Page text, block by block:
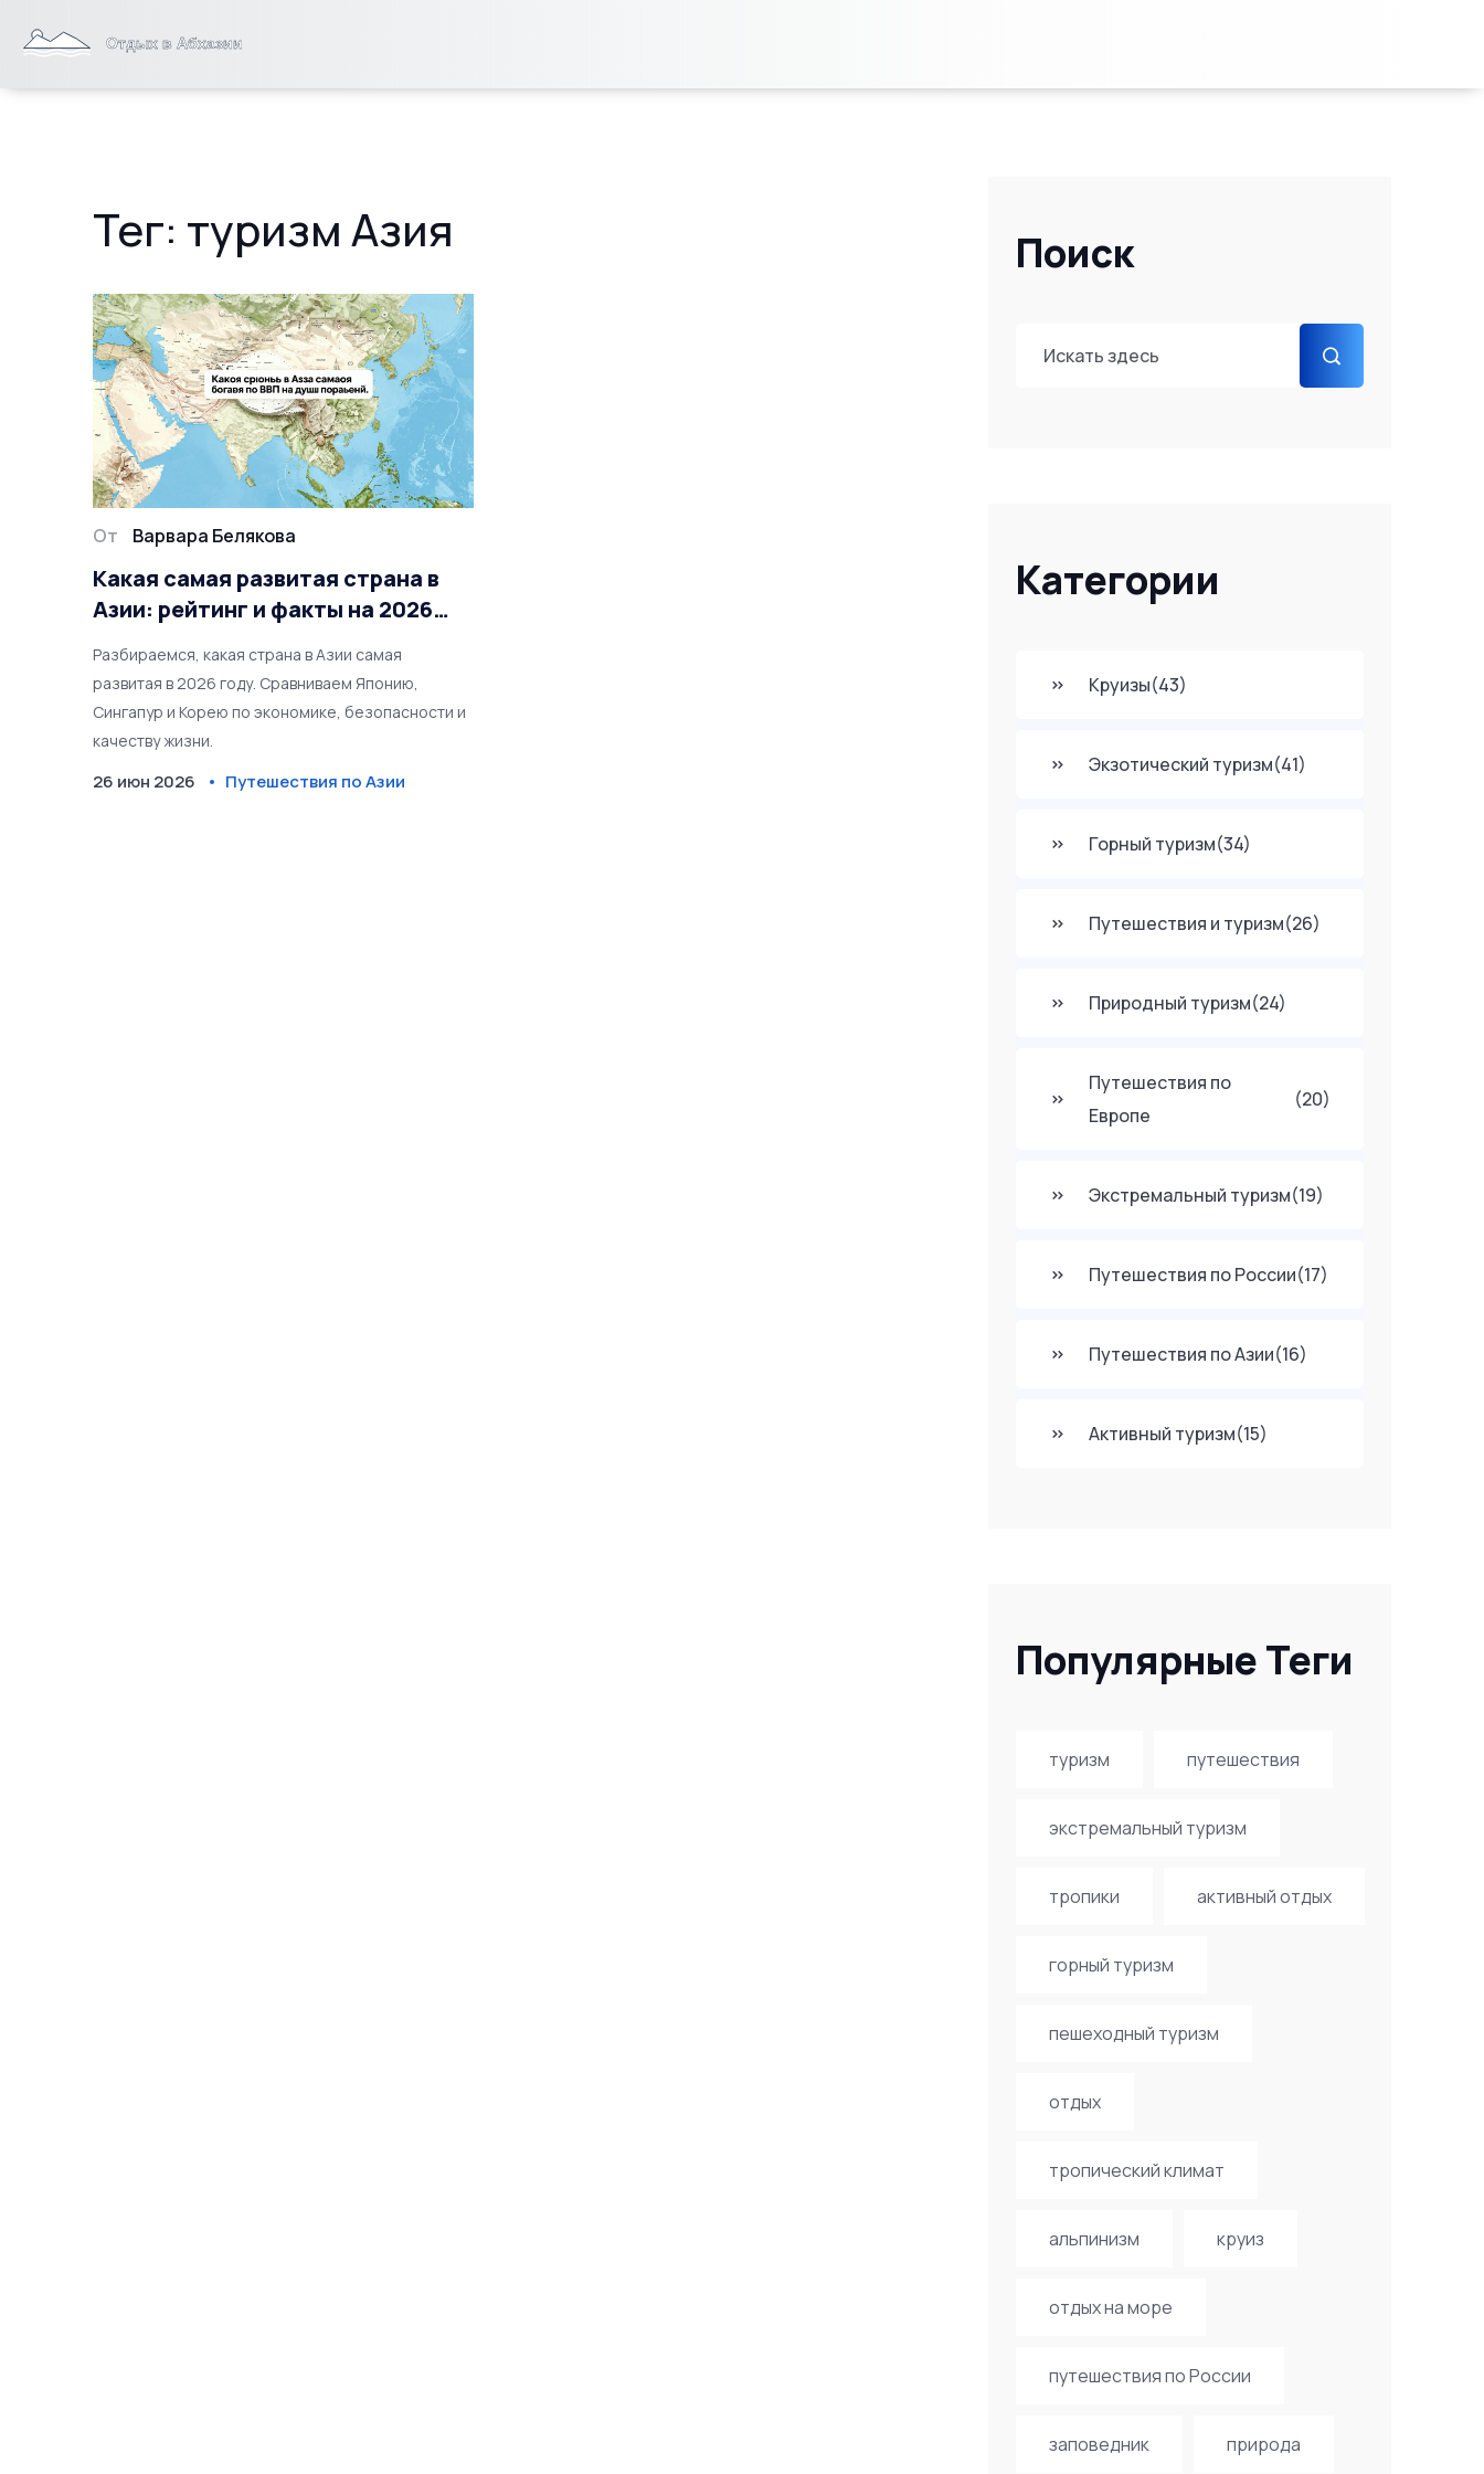
Поиск
Категории
Круизы(43)
Экзотический туризм(41)
Горный туризм(34)
Путешествия и туризм(26)
Природный туризм(24)
Путешествия по
Европе
(20)
Экстремальный туризм(19)
Путешествия по России(17)
Путешествия по Азии(16)
Активный туризм(15)
Популярные Теги
туризм путешествия
экстремальный туризм
тропики активный отдых
горный туризм
пешеходный туризм
отдых
тропический климат
альпинизм круиз
отдых на море
путешествия по России
заповедник природа
Тег: туризм Азия
От Варвара Белякова
Какая самая развитая страна в
Азии: рейтинг и факты на 2026
Разбираемся, какая страна в Азии самая
развитая в 2026 году. Сравниваем Японию,
Сингапур и Корею по экономике, безопасности и
качеству жизни.
26 июн 2026 Путешествия по Азии